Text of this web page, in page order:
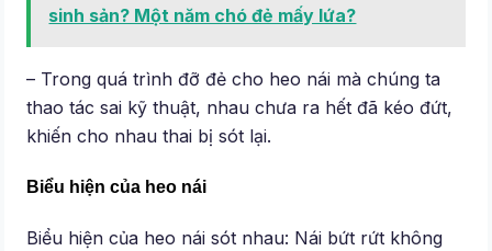
sinh sản? Một năm chó đẻ mấy lứa?
– Trong quá trình đỡ đẻ cho heo nái mà chúng ta
thao tác sai kỹ thuật, nhau chưa ra hết đã kéo đứt,
khiến cho nhau thai bị sót lại.
Biểu hiện của heo nái
Biểu hiện của heo nái sót nhau: Nái bứt rứt không